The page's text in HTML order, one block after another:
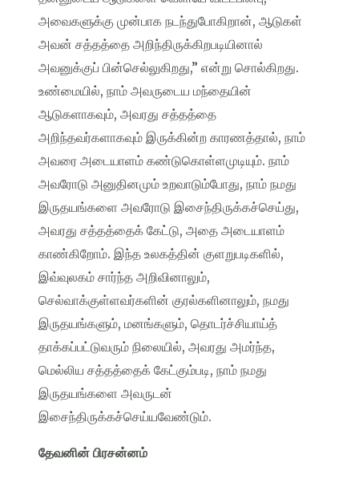
அவைகளுக்கு முன்பாக நடந்துபோகிறான், ஆடுகள்
அவன் சத்தத்தை அறிந்திருக்கிறபடியினால்
அவனுக்குப் பின்செல்லுகிறது,” என்று சொல்கிறது.
உண்மையில், நாம் அவருடைய மந்தையின்
ஆடுகளாகவும், அவரது சத்தத்தை
அறிந்தவர்களாகவும் இருக்கின்ற காரணத்தால், நாம்
அவரை அடையாளம் கண்டுகொள்ளமுடியும். நாம்
அவரோடு அனுதினமும் உறவாடும்போது, நாம் நமது
இருதயங்களை அவரோடு இசைந்திருக்கச்செய்து,
அவரது சத்தத்தைக் கேட்டு, அதை அடையாளம்
காண்கிறோம். இந்த உலகத்தின் குளறுபடிகளில்,
இவ்வுலகம் சார்ந்த அறிவினாலும்,
செல்வாக்குள்ளவர்களின் குரல்களினாலும், நமது
இருதயங்களும், மனங்களும், தொடர்ச்சியாய்த்
தாக்கப்பட்டுவரும் நிலையில், அவரது அமர்ந்த,
மெல்லிய சத்தத்தைக் கேட்கும்படி, நாம் நமது
இருதயங்களை அவருடன்
இசைந்திருக்கச்செய்யவேண்டும்.
தேவனின் பிரசன்னம்